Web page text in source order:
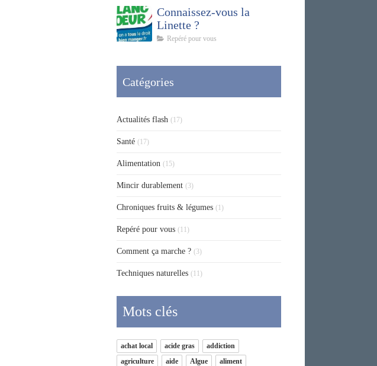
Connaissez-vous la
Linette ?
Repéré pour vous
Catégories
Actualités flash (17)
Santé (17)
Alimentation (15)
Mincir durablement (3)
Chroniques fruits & légumes (1)
Repéré pour vous (11)
Comment ça marche ? (3)
Techniques naturelles (11)
Mots clés
achat local acide gras
addiction
agriculture
aide Algue
aliment